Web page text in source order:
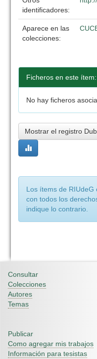
identificadores:
Aparece en las
colecciones:
Ficheros en este ítem:
No hay ficheros
Mostrar el registro
Los ítems de RIUdeG
con todos los
indique lo contrario.
Consultar
Colecciones
Autores
Temas
Publicar
Como agregar mis trabajos
Información para tesistas